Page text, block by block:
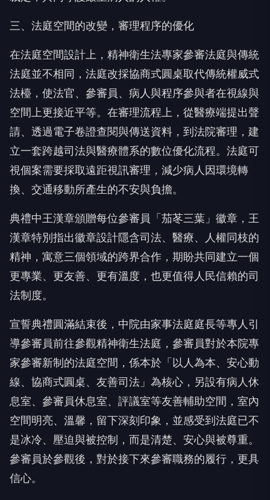
三、法庭空間的改變，審理程序的優化
在法庭空間設計上，精神衛生法專家參審法庭與傳統
法庭並不相同，法庭改採協商式圓桌取代傳統權威式
法檯，使法官、參審員、病人與程序參與者在視線與
空間上更接近平等。在審理流程上，從醫療端提出聲
請、透過電子卷證查閱與傳送資料，到法院審理，建
立一套跨越司法與醫療體系的數位優化流程。法庭可
視個案需要採取遠距視訊審理，減少病人因環境轉
換、交通移動所產生的不安與負擔。
典禮中王漢章頒贈每位參審員「茄苳三葉」徽章，王
漢章特別指出徽章設計隱含司法、醫療、人權同枝的
精神，寓意三個領域的跨界合作，期盼共同建立一個
更專業、更友善、更有溫度，也更值得人民信賴的司
法制度。
宣誓典禮圓滿結束後，中院由家事法庭庭長等專人引
導參審員前往參觀精神衛生法庭，參審員對於本院專
家參審新制的法庭空間，係本於「以人為本、安心動
線、協商式圓桌、友善司法」為核心，另設有病人休
息室、參審員休息室、評議室等友善輔助空間，室內
空間明亮、溫馨，留下深刻印象，並感受到法庭已不
是冰冷、壓迫與被控制，而是清楚、安心與被尊重。
參審員於參觀後，對於接下來參審職務的履行，更具
信心。